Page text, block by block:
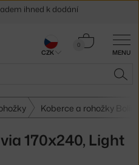
MENU
0
Košík
Koberce a rohožky Bolia
170x240, Light
zboží
CZK